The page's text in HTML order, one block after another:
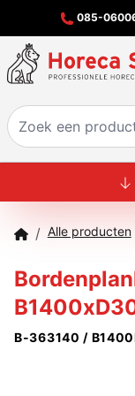
085-
/ Alle producten
B-363140 /